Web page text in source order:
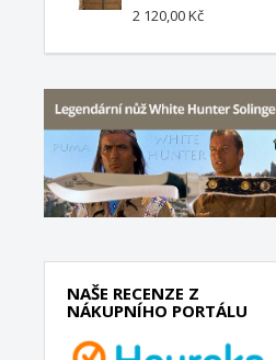
2 120,00 Kč
NAŠE RECENZE Z
NÁKUPNÍHO PORTÁLU